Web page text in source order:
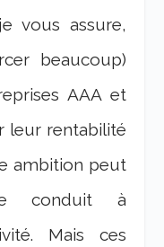
vous assure,
beaucoup)
AAA et
leur rentabilité
ambition peut
conduit à
Mais ces